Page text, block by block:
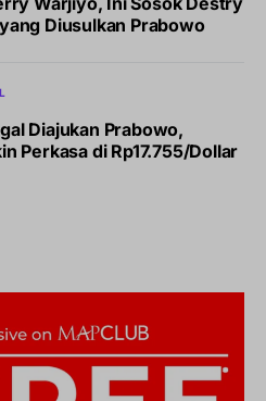
Diusulkan Prabowo
Diajukan Prabowo,
Perkasa di Rp17.755/Dollar